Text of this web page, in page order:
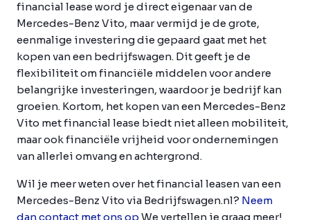
financial lease word je direct eigenaar van de
Mercedes-Benz Vito, maar vermijd je de grote,
eenmalige investering die gepaard gaat met het
kopen van een bedrijfswagen. Dit geeft je de
flexibiliteit om financiële middelen voor andere
belangrijke investeringen, waardoor je bedrijf kan
groeien. Kortom, het kopen van een Mercedes-Benz
Vito met financial lease biedt niet alleen mobiliteit,
maar ook financiële vrijheid voor ondernemingen
van allerlei omvang en achtergrond.
Wil je meer weten over het financial leasen van een
Mercedes-Benz Vito via Bedrijfswagen.nl? Neem
dan contact met ons op We vertellen je graag meer!